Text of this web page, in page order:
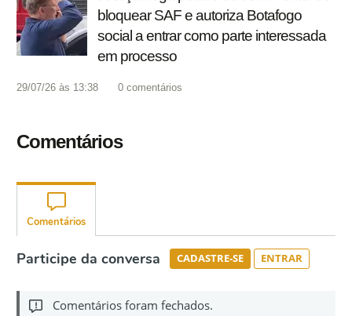
bloquear SAF e autoriza Botafogo
social a entrar como parte interessada
em processo
29/07/26 às 13:38 0 comentários
Comentários